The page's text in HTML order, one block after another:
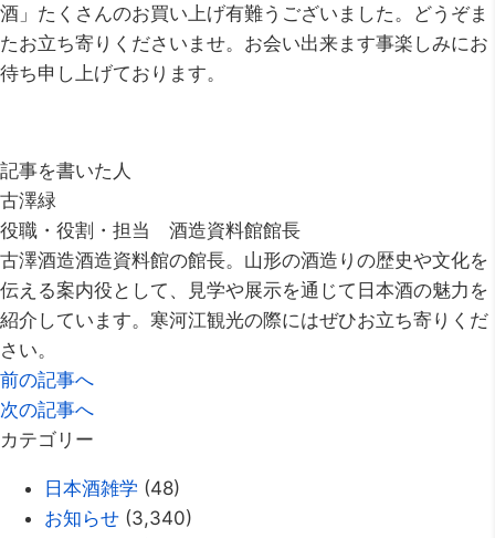
酒」たくさんのお買い上げ有難うございました。どうぞま
たお立ち寄りくださいませ。お会い出来ます事楽しみにお
待ち申し上げております。
記事を書いた人
古澤緑
役職・役割・担当 酒造資料館館長
古澤酒造酒造資料館の館長。山形の酒造りの歴史や文化を
伝える案内役として、見学や展示を通じて日本酒の魅力を
紹介しています。寒河江観光の際にはぜひお立ち寄りくだ
さい。
前の記事へ
次の記事へ
カテゴリー
日本酒雑学 (48)
お知らせ (3,340)